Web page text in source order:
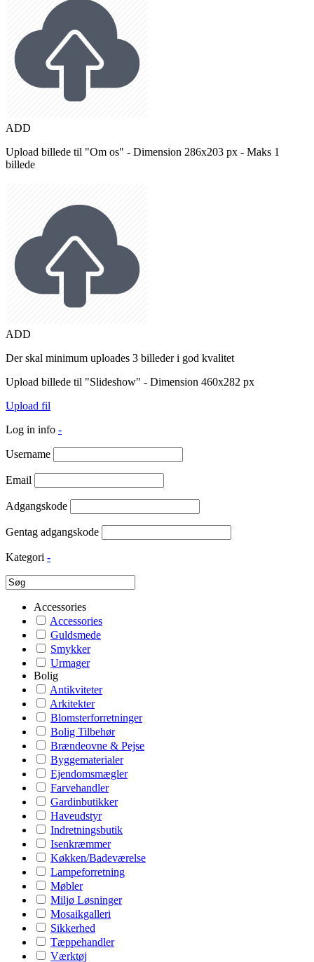
ADD
Upload billede til "Om os" - Dimension 286x203 px - Maks 1
billede
ADD
Der skal minimum uploades 3 billeder i god kvalitet
Upload billede til "Slideshow" - Dimension 460x282 px
Upload fil
Log in info -
Username
Email
Adgangskode
Gentag adgangskode
Kategori -
Accessories
Accessories
Guldsmede
Smykker
Urmager
Bolig
Antikviteter
Arkitekter
Blomsterforretninger
Bolig Tilbehør
Brændeovne & Pejse
Byggematerialer
Ejendomsmægler
Farvehandler
Gardinbutikker
Haveudstyr
Indretningsbutik
Isenkræmmer
Køkken/Badeværelse
Lampeforretning
Møbler
Miljø Løsninger
Mosaikgalleri
Sikkerhed
Tæppehandler
Værktøj